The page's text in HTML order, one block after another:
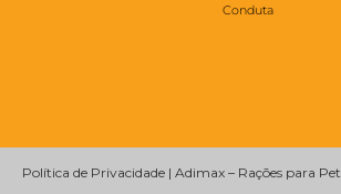
Conduta
Política de Privacidade | Adimax – Rações para Pet